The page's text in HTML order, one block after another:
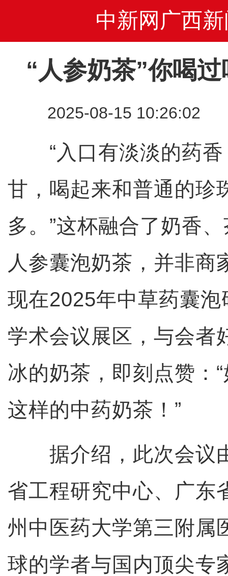
中新网广西新
“人参奶茶”你喝
2025-08-15 10:26:02
“入口有淡淡的药香
甘，喝起来和普通的珍
多。”这杯融合了奶香
人参囊泡奶茶，并非商
现在2025年中草药囊
学术会议展区，与会者
冰的奶茶，即刻点赞：
这样的中药奶茶！”
据介绍，此次会议
省工程研究中心、广东
州中医药大学第三附属
球的学者与国内顶尖专